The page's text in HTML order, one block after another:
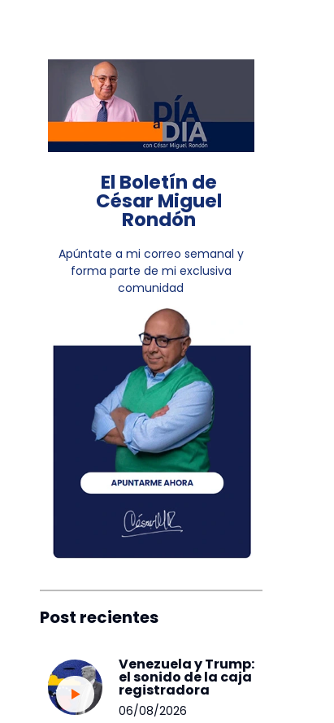
El Boletín de
César Miguel
Rondón
Apúntate a mi correo semanal y
forma parte de mi exclusiva
comunidad
Post recientes
Venezuela y Trump:
el sonido de la caja
registradora
06/08/2026